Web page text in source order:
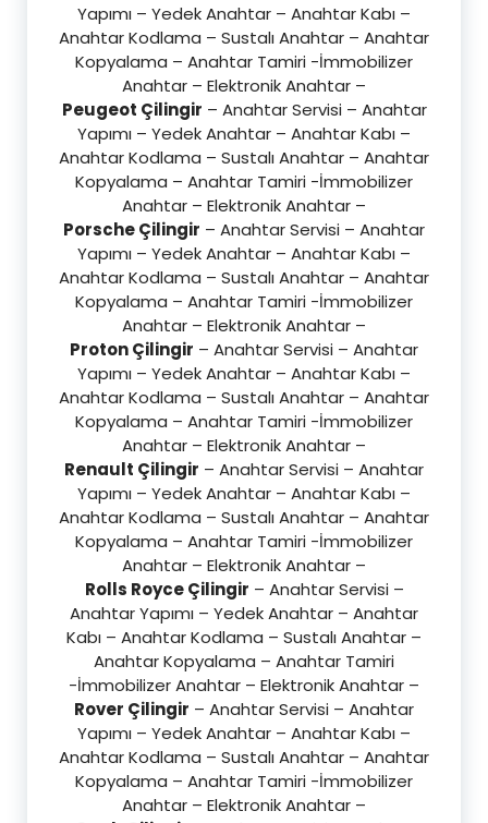
Yapımı – Yedek Anahtar – Anahtar Kabı –
Anahtar Kodlama – Sustalı Anahtar – Anahtar
Kopyalama – Anahtar Tamiri -İmmobilizer
Anahtar – Elektronik Anahtar –
Peugeot Çilingir – Anahtar Servisi – Anahtar
Yapımı – Yedek Anahtar – Anahtar Kabı –
Anahtar Kodlama – Sustalı Anahtar – Anahtar
Kopyalama – Anahtar Tamiri -İmmobilizer
Anahtar – Elektronik Anahtar –
Porsche Çilingir – Anahtar Servisi – Anahtar
Yapımı – Yedek Anahtar – Anahtar Kabı –
Anahtar Kodlama – Sustalı Anahtar – Anahtar
Kopyalama – Anahtar Tamiri -İmmobilizer
Anahtar – Elektronik Anahtar –
Proton Çilingir – Anahtar Servisi – Anahtar
Yapımı – Yedek Anahtar – Anahtar Kabı –
Anahtar Kodlama – Sustalı Anahtar – Anahtar
Kopyalama – Anahtar Tamiri -İmmobilizer
Anahtar – Elektronik Anahtar –
Renault Çilingir – Anahtar Servisi – Anahtar
Yapımı – Yedek Anahtar – Anahtar Kabı –
Anahtar Kodlama – Sustalı Anahtar – Anahtar
Kopyalama – Anahtar Tamiri -İmmobilizer
Anahtar – Elektronik Anahtar –
Rolls Royce Çilingir – Anahtar Servisi –
Anahtar Yapımı – Yedek Anahtar – Anahtar
Kabı – Anahtar Kodlama – Sustalı Anahtar –
Anahtar Kopyalama – Anahtar Tamiri
-İmmobilizer Anahtar – Elektronik Anahtar –
Rover Çilingir – Anahtar Servisi – Anahtar
Yapımı – Yedek Anahtar – Anahtar Kabı –
Anahtar Kodlama – Sustalı Anahtar – Anahtar
Kopyalama – Anahtar Tamiri -İmmobilizer
Anahtar – Elektronik Anahtar –